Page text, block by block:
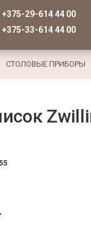
+375-29-614 44 00
+375-33-614 44 00
СТОЛОВЫЕ ПРИБОРЫ